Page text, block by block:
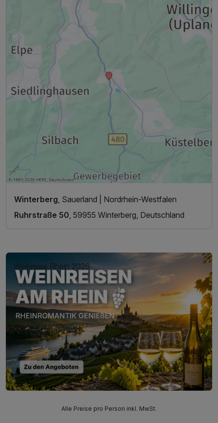
Winterberg , Sauerland | Nordrhein-Westfalen
Ruhrstraße 50 , 59955 Winterberg, Deutschland
Weinreise Rhein 2026
Alle Preise pro Person inkl. MwSt.